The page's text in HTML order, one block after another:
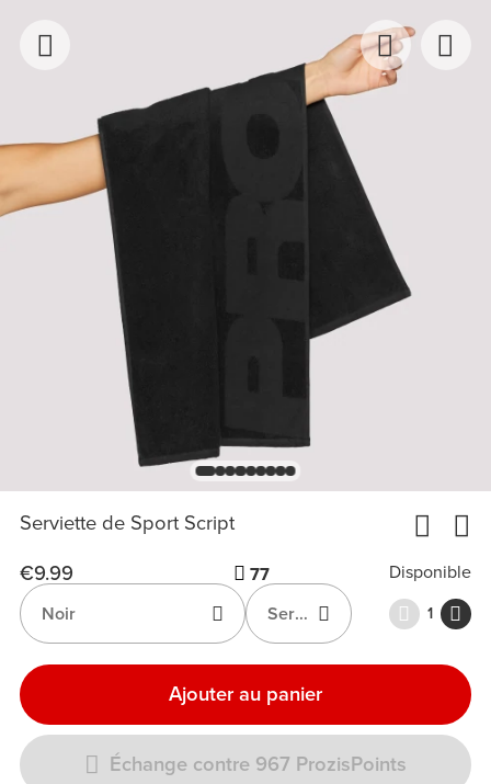
Serviette de Sport Script
€9.99 77
Disponible
Serviette de Sport Script
Noir 1
Ajouter au panier
Échange contre 967 ProzisPoints